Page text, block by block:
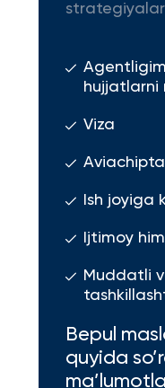
hujjatlarni
Viza
Aviachipta
Ish joyiga
Ijtimoy
Muddatli
Bepul
quyida